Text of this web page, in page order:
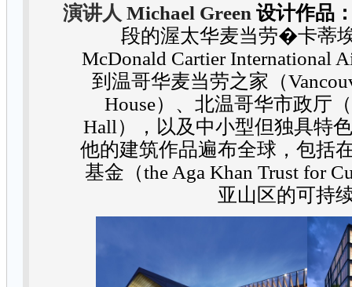
演讲人 Michael Green 设计作品
段的渥太华麦当劳�卡蒂
McDonald Cartier International
到温哥华麦当劳之家（
House）、北温哥华市政厅（
Hall ），以及中小型但独具特
他的建筑作品遍布全球，包括
基金（the Aga Khan Trust for
亚山区的可持